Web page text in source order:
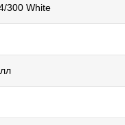
300 White